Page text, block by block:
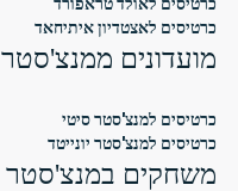
כרטיסים לאצטדיון איתיחאד
מועדונים ממנצ'סטר
כרטיסים למנצ'סטר סיטי
כרטיסים למנצ'סטר יונייטד
משחקים במנצ'סטר